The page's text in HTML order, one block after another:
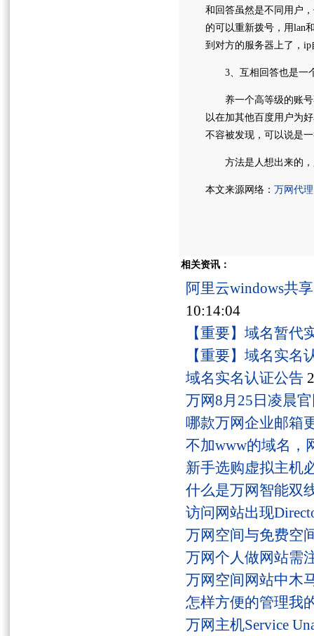
和回答虽然是不同用户
的可以重新拨号，用lan
到对方的服务器上了，
3、互相回答也是一
养一个高等级的账号
以在加其他百度用户为
不容被发现，可以说是
方法是人想出来的，
本文来源网络： 万网代理
相关资讯：
阿里云windows共
10:14:04
【重要】域名暂代
【重要】域名实名
域名实名认证公告
万网8月25日凌晨
哪款万网企业邮箱
不加www的域名，
新手选购虚拟主机
什么是万网智能双
访问网站出现
万网空间与免费空
万网个人做网站需
万网空间网站中木
怎样方便的管理我
万网主机Service